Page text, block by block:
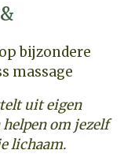
uit eigen
om jezelf
lichaam.